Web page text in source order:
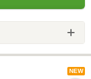
NEW